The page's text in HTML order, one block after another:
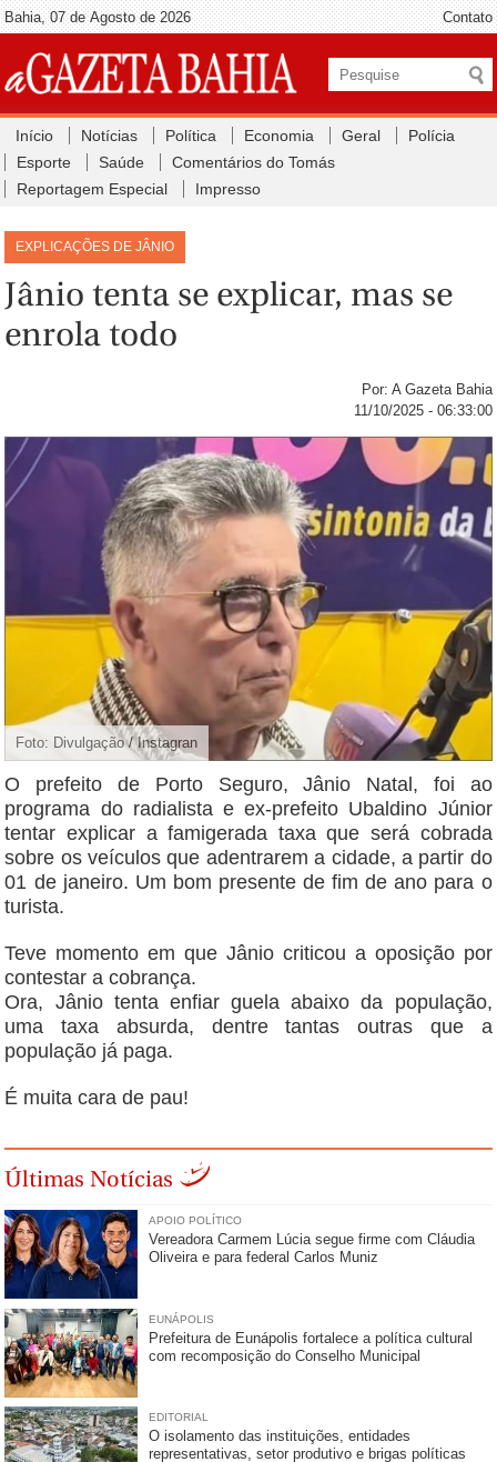
Bahia, 07 de Agosto de 2026 Contato
Início Notícias Política Economia Geral
Polícia
Esporte
Saúde
Comentários do Tomás
Reportagem Especial
Impresso
EXPLICAÇÕES DE JÂNIO
Jânio tenta se explicar, mas se
enrola todo
Por: A Gazeta Bahia
11/10/2025 - 06:33:00
Foto: Divulgação / Instagran
O prefeito de Porto Seguro, Jânio Natal, foi ao
programa do radialista e ex-prefeito Ubaldino Júnior
tentar explicar a famigerada taxa que será cobrada
sobre os veículos que adentrarem a cidade, a partir do
01 de janeiro. Um bom presente de fim de ano para o
turista.
Teve momento em que Jânio criticou a oposição por
contestar a cobrança.
Ora, Jânio tenta enfiar guela abaixo da população,
uma taxa absurda, dentre tantas outras que a
população já paga.
É muita cara de pau!
Últimas Notícias
APOIO POLÍTICO
Vereadora Carmem Lúcia segue firme com Cláudia
Oliveira e para federal Carlos Muniz
EUNÁPOLIS
Prefeitura de Eunápolis fortalece a política cultural
com recomposição do Conselho Municipal
EDITORIAL
O isolamento das instituições, entidades
representativas, setor produtivo e brigas políticas